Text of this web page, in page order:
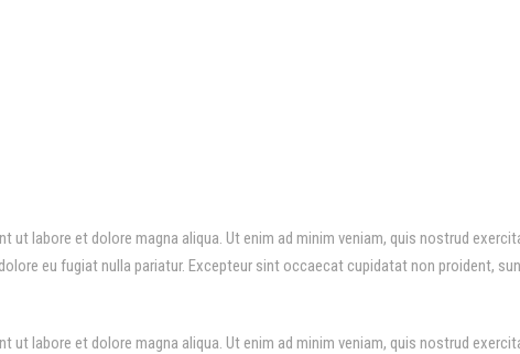
labore et dolore magna aliqua. Ut enim ad minim veniam, quis nostrud
eu fugiat nulla pariatur. Excepteur sint occaecat cupidatat non proident,
labore et dolore magna aliqua. Ut enim ad minim veniam, quis nostrud